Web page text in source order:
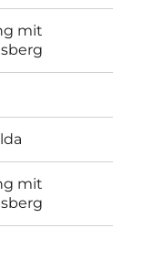
mit
mit